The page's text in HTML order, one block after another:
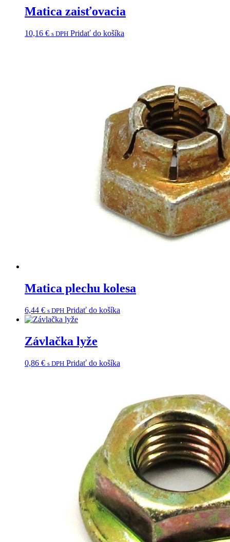
Matica zaisťovacia
10,16 € s DPH Pridať do košíka
Matica plechu kolesa
6,44 € s DPH Pridať do košíka
Závlačka lyže
0,86 € s DPH Pridať do košíka